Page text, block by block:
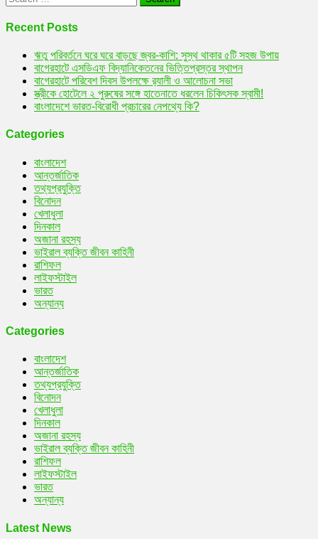
for:
Recent Posts
ঋতু পরিবর্তনে ঘরে ঘরে বাড়ছে জ্বর-কাশি: সুস্থ থাকার ৫টি সহজ উপায়
বাগেরহাটে এসডিএফ বিদ্যানিকেতনের ভিত্তিপ্রস্তর স্থাপন
বাগেরহাটে পরিবেশ দিবস উপলক্ষে র‌্যালী ও আলোচনা সভা
স্ত্রীকে হোটেলে ২ পুরুষের সঙ্গে হাতেনাতে ধরলেন চিকিৎসক স্বামী!
বাংলাদেশে ভারত-বিরোধী প্রচারের নেপথ্যে কি?
Categories
বাংলাদেশ
আন্তর্জাতিক
তথ্যপ্রযুক্তি
বিনোদন
খেলাধুলা
দিনকাল
অজানা রহস্য
ভাইরাল ব্যক্তি জীবন কাহিনী
রাশিফল
লাইফস্টাইল
ভারত
অন্যান্য
Categories
বাংলাদেশ
আন্তর্জাতিক
তথ্যপ্রযুক্তি
বিনোদন
খেলাধুলা
দিনকাল
অজানা রহস্য
ভাইরাল ব্যক্তি জীবন কাহিনী
রাশিফল
লাইফস্টাইল
ভারত
অন্যান্য
Latest News